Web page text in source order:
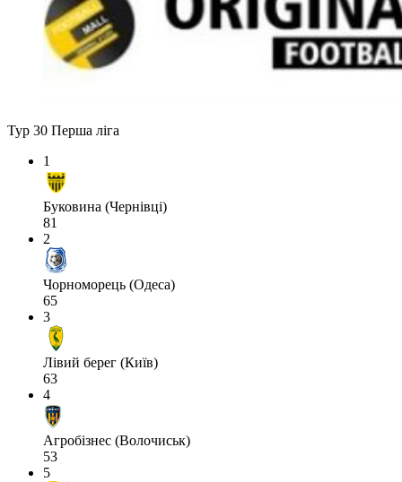
Тур 30 Перша ліга
1
Буковина (Чернівці)
81
2
Чорноморець (Одеса)
65
3
Лівий берег (Київ)
63
4
Агробізнес (Волочиськ)
53
5